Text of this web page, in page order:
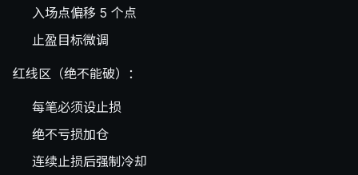
入场点偏移 5 个点
止盈目标微调
红线区（绝不能破）：
每笔必须设止损
绝不亏损加仓
连续止损后强制冷却